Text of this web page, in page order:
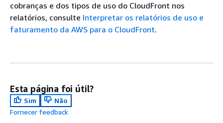
cobranças e dos tipos de uso do CloudFront nos
relatórios, consulte Interpretar os relatórios de uso e
faturamento da AWS para o CloudFront.
Esta página foi útil?
Sim
Não
Fornecer feedback